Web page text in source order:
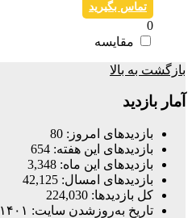
تماس بگیرید
0
مقایسه
بازگشت به بالا
آمار بازدید
بازدیدهای امروز: 80
بازدیدهای این هفته: 654
بازدیدهای این ماه: 3,348
بازدیدهای امسال: 42,125
کل بازدیدها: 224,030
تاریخ به‌روزشدن سایت: ۱۴۰۱-۰۸-۲۵